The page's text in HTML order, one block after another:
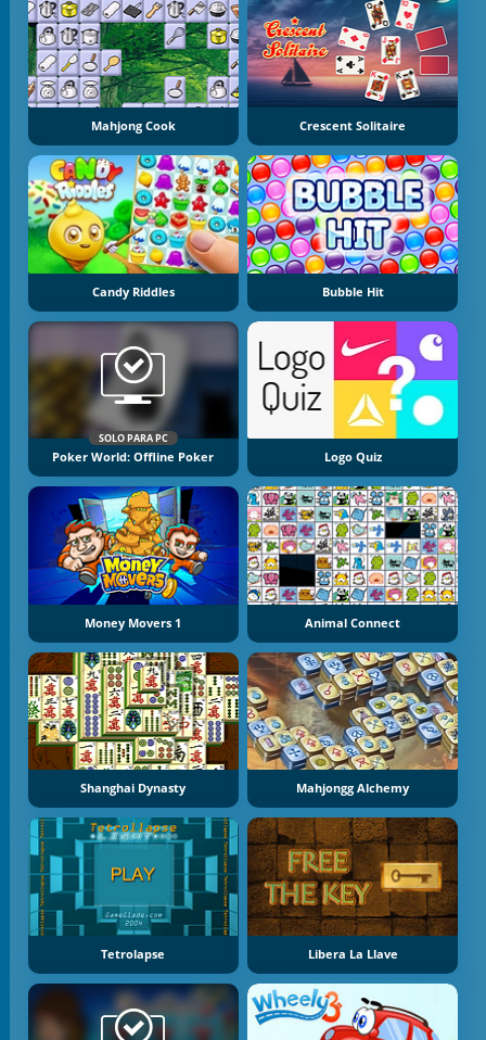
Mahjong Cook Crescent Solitaire
Candy Riddles Bubble Hit
SOLO PARA PC
Poker World: Offline Poker Logo Quiz
Money Movers 1 Animal Connect
Shanghai Dynasty Mahjongg Alchemy
Tetrolapse Libera La Llave